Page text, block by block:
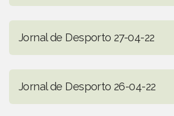
Jornal de Desporto 27-04-22
Jornal de Desporto 26-04-22